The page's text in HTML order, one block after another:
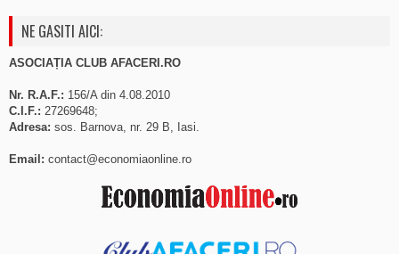
NE GASITI AICI:
ASOCIAȚIA CLUB AFACERI.RO
Nr. R.A.F.: 156/A din 4.08.2010
C.I.F.: 27269648;
Adresa: sos. Barnova, nr. 29 B, Iasi.
Email: contact@economiaonline.ro